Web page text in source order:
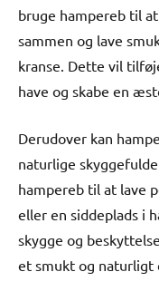
bruge hampereb til
sammen og lave
kranse. Dette vil
have og skabe en
Derudover kan
naturlige
hampereb til at lave
eller en siddeplads i
skygge og
et smukt og naturligt